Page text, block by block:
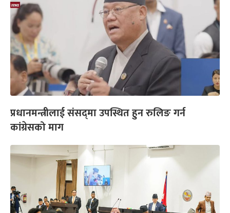
प्रधानमन्त्रीलाई संसद्‌मा उपस्थित हुन रुलिङ गर्न
कांग्रेसको माग